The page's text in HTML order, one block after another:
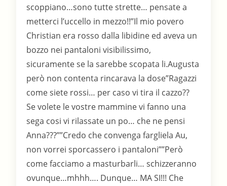
scoppiano…sono tutte strette… pensate a
metterci l’uccello in mezzo!!”Il mio povero
Christian era rosso dalla libidine ed aveva un
bozzo nei pantaloni visibilissimo,
sicuramente se la sarebbe scopata li.Augusta
però non contenta rincarava la dose”Ragazzi
come siete rossi… per caso vi tira il cazzo??
Se volete le vostre mammine vi fanno una
sega cosi vi rilassate un po… che ne pensi
Anna???””Credo che convenga fargliela Au,
non vorrei sporcassero i pantaloni””Però
come facciamo a masturbarli… schizzeranno
ovunque…mhhh…. Dunque… MA SI!!! Che